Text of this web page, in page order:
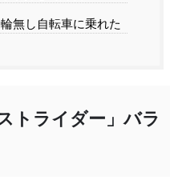
無し自転車に乗れた
トライダー」バラ